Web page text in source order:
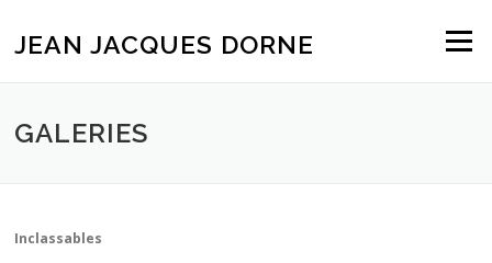
contenu
JEAN JACQUES DORNE Menu
GALERIES
Inclassables